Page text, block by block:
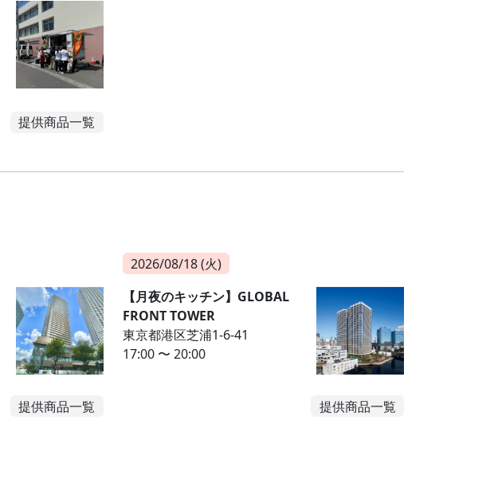
提供商品一覧
提供商品一覧
2026/08/18 (火)
【月夜のキッチン】GLOBAL
FRONT TOWER
東京都港区芝浦1-6-41
17:00 〜 20:00
提供商品一覧